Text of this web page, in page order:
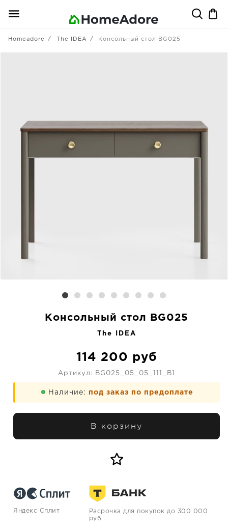
Homeadore The IDEA Консольный стол BG025
Консольный стол BG025
The IDEA
114 200 руб
Артикул: BG025_05_05_111_B1
Наличие: под заказ по предоплате
В корзину
Яндекс Сплит
Расрочка для покупок до 300 000
руб.